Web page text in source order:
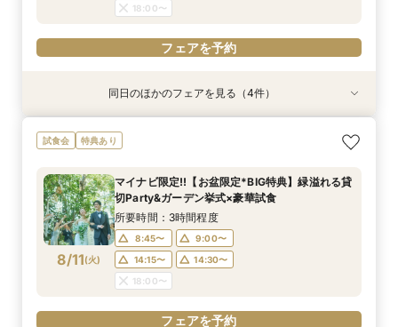
18:00〜
フェアを予約
特典あり 動画あり
8/9(日)
【ガーデン挙式希望の方】都心で叶う海外ウエ
ディング体感×試食
8:45〜
9:00〜
14:30〜
14:45〜
18:00〜
フェアを予約
特典あり
8/9(日)
初見学でも安心◎「即決なし」アップ額が少ない
新プラン×試食付
8:45〜
9:00〜
14:30〜
14:45〜
18:00〜
フェアを予約
特典あり
8/9(日)
【料理ランクUP特典付】シェフ渾身和牛コース
試食×料理演出体験
8:45〜
9:00〜
14:30〜
14:45〜
18:00〜
フェアを予約
特典あり
8/9(日)
≪大好評！ペットとの結婚式≫ペットも安心まる
ごと相談*特典付
8:45〜
9:00〜
14:30〜
14:45〜
18:00〜
フェアを予約
同日のほかのフェアを見る（4件）
試食会 特典あり
8/11(火)
マイナビ限定!!【お盆限定*BIG特典】緑溢れる貸
切Party&ガーデン挙式×豪華試食
所要時間：3時間程度
8:45〜
9:00〜
14:15〜
14:30〜
18:00〜
フェアを予約